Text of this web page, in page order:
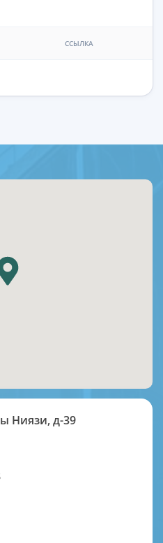
ССЫЛКА
Ниязи, д-39